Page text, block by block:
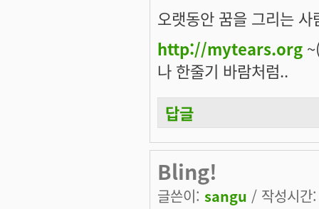
오랫동안 꿈을 그리는
http://mytears.org
나 한줄기 바람처럼..
답글
Bling!
글쓴이: sangu / 작성시